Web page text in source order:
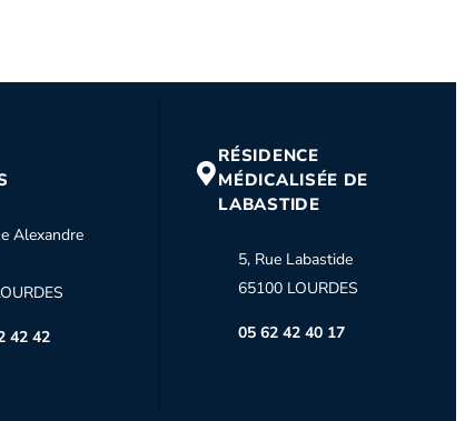
Alexandre
42 42
RÉSIDENCE
MÉDICALISÉE DE
LABASTIDE
5, Rue Labastide
65100 LOURDES
05 62 42 40 17